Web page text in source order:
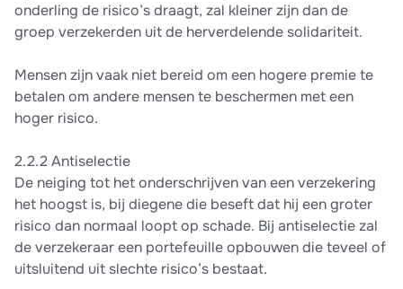
onderling de risico’s draagt, zal kleiner zijn dan de
groep verzekerden uit de herverdelende solidariteit.
Mensen zijn vaak niet bereid om een hogere premie te
betalen om andere mensen te beschermen met een
hoger risico.
2.2.2 Antiselectie
De neiging tot het onderschrijven van een verzekering
het hoogst is, bij diegene die beseft dat hij een groter
risico dan normaal loopt op schade. Bij antiselectie zal
de verzekeraar een portefeuille opbouwen die teveel of
uitsluitend uit slechte risico’s bestaat.